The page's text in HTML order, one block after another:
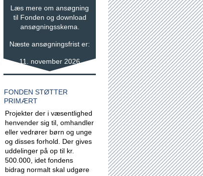
Læs mere om ansøgning
til Fonden og download
ansøgningsskema.
Næste ansøgningsfrist er:
11. november 2026
FONDEN STØTTER
PRIMÆRT
Projekter der i væsentlighed
henvender sig til, omhandler
eller vedrører børn og unge
og disses forhold. Der gives
uddelinger på op til kr.
500.000, idet fondens
bidrag normalt skal udgøre